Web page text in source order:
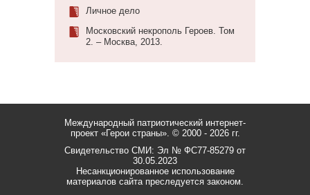
Личное дело
Московский некрополь Героев. Том
2. – Москва, 2013.
Международный патриотический интернет-
проект «Герои страны». © 2000 - 2026 гг.
Свидетельство СМИ: Эл № ФС77-85279 от
30.05.2023
Несанкционированное использование
материалов сайта преследуется законом.